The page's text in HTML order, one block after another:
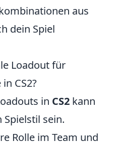
aus
dein Spiel
Loadout für
CS2?
in CS2 kann
sein.
Rolle im Team und